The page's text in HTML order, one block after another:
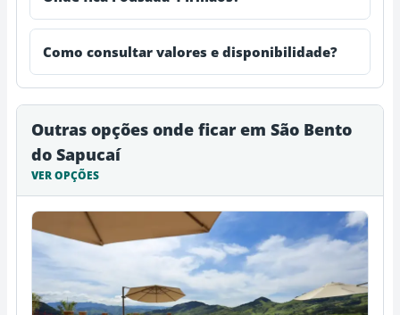
Como consultar valores e disponibilidade?
Outras opções onde ficar em São Bento
do Sapucaí
VER OPÇÕES